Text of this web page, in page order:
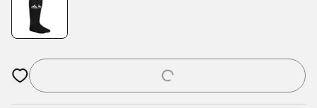
Öffnet ein Fenster zum Anmelden oder Registrieren als